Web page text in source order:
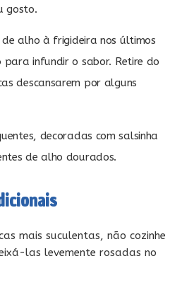
gosto.
de alho à frigideira nos últimos
para infundir o sabor. Retire do
descansarem por alguns
decoradas com salsinha
de alho dourados.
mais suculentas, não cozinhe
las levemente rosadas no